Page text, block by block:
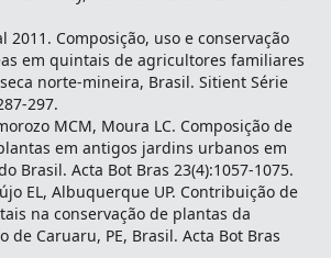
2011. Composição, uso e conservação
em quintais de agricultores familiares
norte-mineira, Brasil. Sitient Série
297.
MCM, Moura LC. Composição de
em antigos jardins urbanos em
Brasil. Acta Bot Bras 23(4):1057-1075.
EL, Albuquerque UP. Contribuição de
na conservação de plantas da
de Caruaru, PE, Brasil. Acta Bot Bras